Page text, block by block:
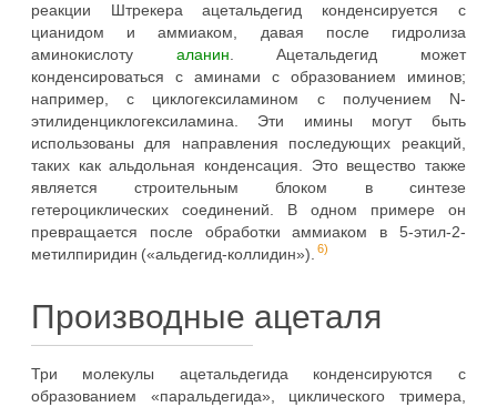
реакции Штрекера ацетальдегид конденсируется с
цианидом и аммиаком, давая после гидролиза
аминокислоту аланин . Ацетальдегид может
конденсироваться с аминами с образованием иминов;
например, с циклогексиламином с получением N-
этилиденциклогексиламина. Эти имины могут быть
использованы для направления последующих реакций,
таких как альдольная конденсация. Это вещество также
является строительным блоком в синтезе
гетероциклических соединений. В одном примере он
превращается после обработки аммиаком в 5-этил-2-
метилпиридин («альдегид-коллидин»).6)
Производные ацеталя
Три молекулы ацетальдегида конденсируются с
образованием «паральдегида», циклического тримера,